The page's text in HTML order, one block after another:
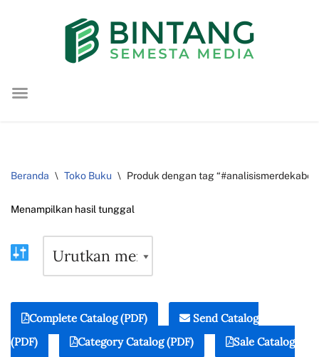
konten
Beranda \ Toko Buku \ Produk dengan tag
Menampilkan hasil tunggal
Complete Catalog (PDF)
Send Catalog
(PDF)
Category Catalog (PDF)
Sale Catalog